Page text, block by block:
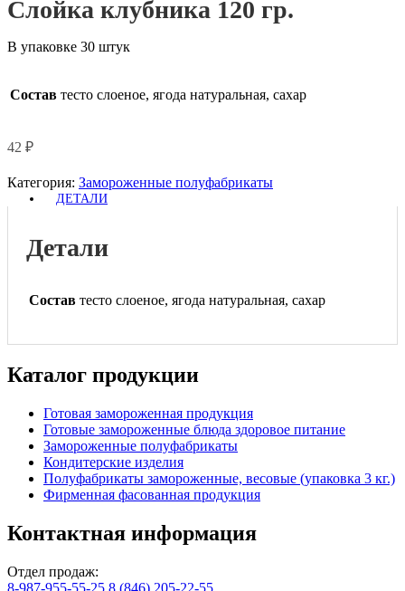
Слойка клубника 120 гр.
В упаковке 30 штук
Состав тесто слоеное, ягода натуральная, сахар
42 ₽
Категория: Замороженные полуфабрикаты
ДЕТАЛИ
Детали
Состав тесто слоеное, ягода натуральная, сахар
Каталог продукции
Готовая замороженная продукция
Готовые замороженные блюда здоровое питание
Замороженные полуфабрикаты
Кондитерские изделия
Полуфабрикаты замороженные, весовые (упаковка 3 кг.)
Фирменная фасованная продукция
Контактная информация
Отдел продаж:
8-987-955-55-25 8 (846) 205-22-55